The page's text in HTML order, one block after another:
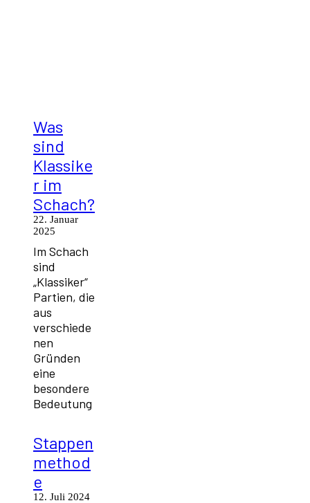
Was
sind
Klassike
r im
Schach?
22. Januar
2025
Im Schach
sind
„Klassiker“
Partien, die
aus
verschiede
nen
Gründen
eine
besondere
Bedeutung
Stappen
method
e
12. Juli 2024